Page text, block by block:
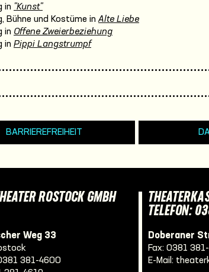
in "Kunst"
Bühne und Kostüme in Alte Liebe
in Offene Zweierbeziehung
in Pippi Langstrumpf
BARRIEREFREIHEIT
ROSTOCK GMBH
Weg 33
381-4600
TELEFON:
Doberaner
Fax: 0381
E-Mail: